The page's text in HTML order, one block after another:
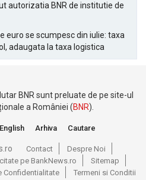
autorizatia BNR de institutie de
euro se scumpesc din iulie: taxa
adaugata la taxa logistica
BNR sunt preluate de pe site-ul
a României (BNR).
English Arhiva Cautare
Contact
Despre Noi
pe BankNews.ro
Sitemap
Confidentialitate Termeni si Conditii